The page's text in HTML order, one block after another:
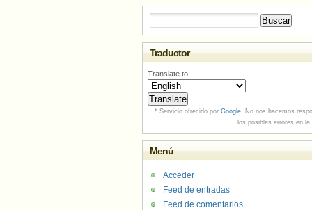
Traductor
Translate to:
* Servicio ofrecido por Google. No nos hacemos
los posibles errores en
Menú
Acceder
Feed de entradas
Feed de comentarios